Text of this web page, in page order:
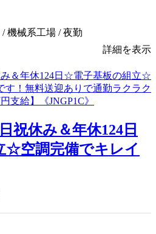
機械系工場 / 夜勤
詳細を表示
祝休み＆年休124日
空調完備でキレイ